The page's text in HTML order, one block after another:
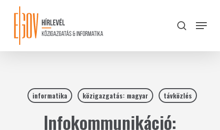
content
search
Menu
informatika közigazgatás: magyar távközlés
Infokommunikáció:
Close